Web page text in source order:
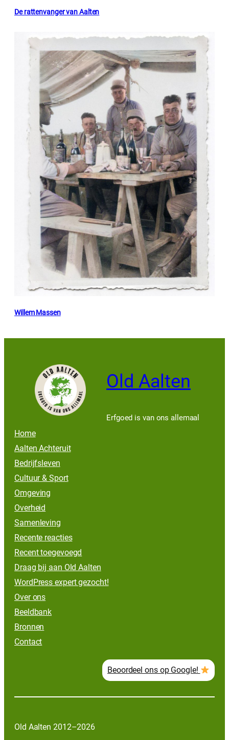
De rattenvanger van Aalten
Willem Massen
Old Aalten
Erfgoed is van ons allemaal
Home
Aalten Achteruit
Bedrijfsleven
Cultuur & Sport
Omgeving
Overheid
Samenleving
Recente reacties
Recent toegevoegd
Draag bij aan Old Aalten
WordPress expert gezocht!
Over ons
Beeldbank
Bronnen
Contact
Beoordeel ons op Google!
Old Aalten 2012–2026